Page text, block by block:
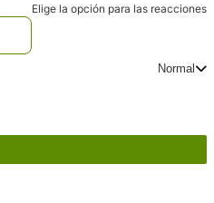
Elige la opción para las reacciones
Normal